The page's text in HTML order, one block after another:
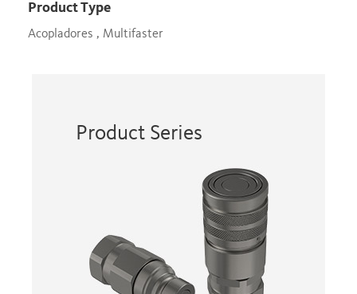
Product Type
Acopladores , Multifaster
Product Series